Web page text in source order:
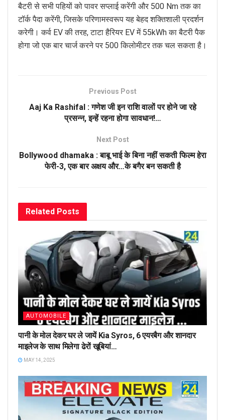
बैटरी से सभी पहियों को पावर सप्लाई करेंगी और 500 Nm तक का
टॉर्क पैदा करेंगी, जिसके परिणामस्वरूप यह बेहद शक्तिशाली प्रदर्शन
करेगी। कर्व EV की तरह, टाटा हैरियर EV में 55kWh का बैटरी पैक
होगा जो एक बार चार्ज करने पर 500 किलोमीटर तक चल सकता है।
Previous Post
Aaj Ka Rashifal : गणेश जी इन राशि वालों पर होने जा रहे
प्रसन्न, इन्हें रहना होगा सावधान!…
Next Post
Bollywood dhamaka : बाबू भाई के बिना नहीं सकती फिल्म हेरा
फेरी-3, एक बार अक्षय और…के बगैर बन सकती है
Related Posts
AUTOMOBILE
पानी के मोल देकर घर ले जायें Kia Syros, 6 एयरबैग और शानदार
माइलेज के साथ मिलेगा ढेरों खूबियां…
MAY 14, 2025